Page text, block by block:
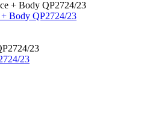
Body QP2724/23
23